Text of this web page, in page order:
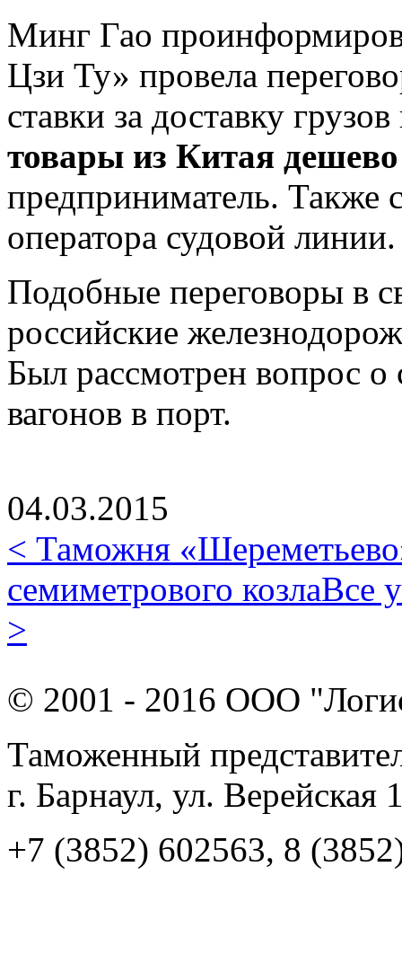
Минг Гао
Цзи Ту» провела
ставки за доставку
товары из Китая дешево
предприниматель. Также
оператора судовой линии.
Подобные переговоры в
российские
Был рассмотрен вопрос о
вагонов в порт.
04.03.2015
< Таможня
семиметрового козлаВсе
>
© 2001 - 2016 ООО
Таможенный
г. Барнаул, ул. Верейская
+7 (3852) 602563, 8